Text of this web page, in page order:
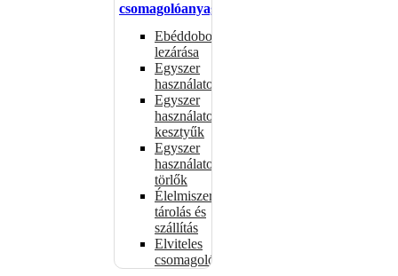
csomagolóanyagok
Ebéddobozok
lezárása
Egyszer
használatos
Egyszer
használatos
kesztyűk
Egyszer
használatos
törlők
Élelmiszer-
tárolás és
szállítás
Elviteles
csomagolóanyagok